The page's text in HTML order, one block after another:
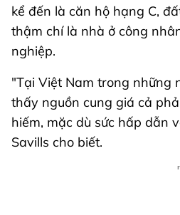
kể đến là căn hộ hạng C,
thậm chí là nhà ở công
nghiệp.
"Tại Việt Nam trong những
thấy nguồn cung giá cả
hiếm, mặc dù sức hấp dẫn
Savills cho biết.